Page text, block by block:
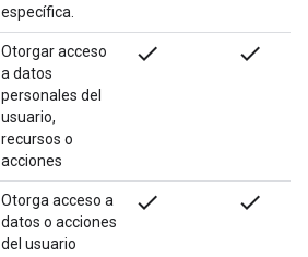
específica.
Otorgar acceso
a datos
personales del
usuario,
recursos o
acciones
check check
Otorga acceso a
datos o acciones
del usuario
check check